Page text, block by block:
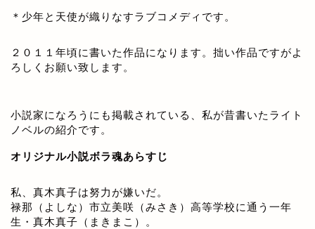
＊少年と天使が織りなすラブコメディです。
２０１１年頃に書いた作品になります。拙い作品ですがよ
ろしくお願い致します。
小説家になろうにも掲載されている、私が昔書いたライト
ノベルの紹介です。
オリジナル小説ボラ魂あらすじ
私、真木真子は努力が嫌いだ。
禄那（よしな）市立美咲（みさき）高等学校に通う一年
生・真木真子（まきまこ）。